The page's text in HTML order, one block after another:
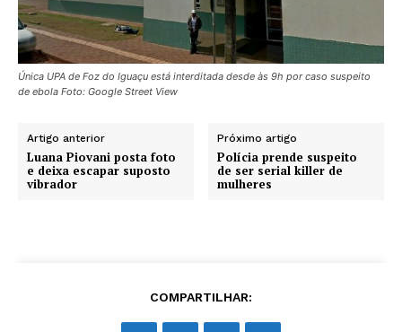
Única UPA de Foz do Iguaçu está interditada desde às 9h por caso suspeito
de ebola Foto: Google Street View
Artigo anterior
Luana Piovani posta foto
e deixa escapar suposto
vibrador
Próximo artigo
Polícia prende suspeito
de ser serial killer de
mulheres
COMPARTILHAR: